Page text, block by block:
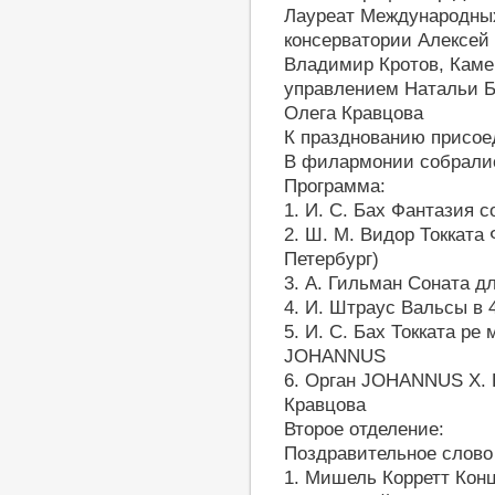
Лауреат
консерватории
Владимир Кротов,
управлением Натальи
Олега Кравцова
К празднованию
В филармонии
Программа:
1. И. С. Бах Фантазия
2. Ш. М. Видор Токката
Петербург)
3. А. Гильман Соната
4. И. Штраус Вальсы в
5. И. С. Бах Токката ре
JOHANNUS
6. Орган JOHANNUS
Кравцова
Второе отделение:
Поздравительное
1. Мишель Корретт